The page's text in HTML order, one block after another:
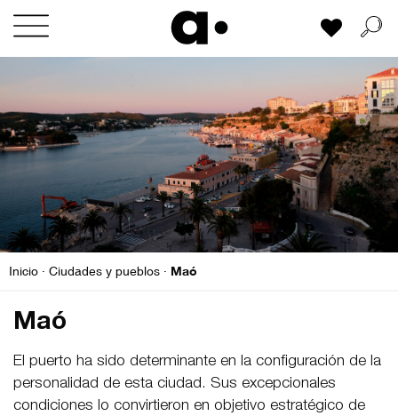
Skip
content
Mi lista
Inicio · Ciudades y pueblos · Maó
Maó
El puerto ha sido determinante en la configuración de la
personalidad de esta ciudad. Sus excepcionales
condiciones lo convirtieron en objetivo estratégico de